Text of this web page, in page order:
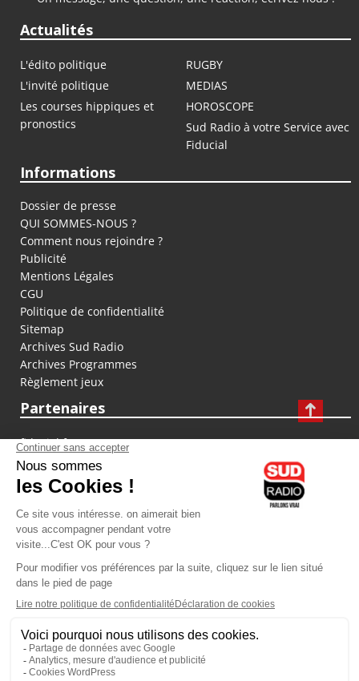
Actualités
L'édito politique
RUGBY
L'invité politique
MEDIAS
Les courses hippiques et
pronostics
HOROSCOPE
Sud Radio à votre Service avec
Fiducial
Informations
Dossier de presse
QUI SOMMES-NOUS ?
Comment nous rejoindre ?
Publicité
Mentions Légales
CGU
Politique de confidentialité
Sitemap
Archives Sud Radio
Archives Programmes
Règlement jeux
Partenaires
fiducial.fr
lyoncapitale.fr
olympique-et-lyonnais.com
L'application Iphone / Android
Téléchargez l'application
Les cookies
Gestion des cookies
Crédit photos : ©Sud Radio / Pierre Olivier